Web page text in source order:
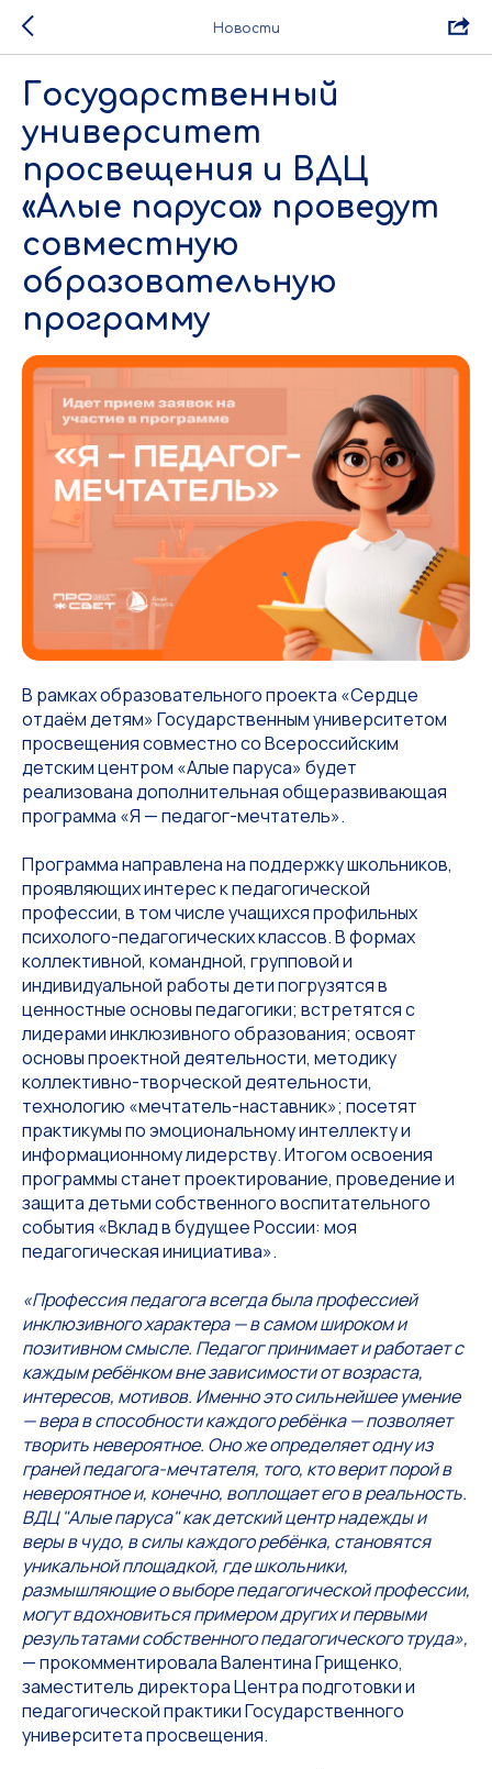
Новости
Государственный
университет
просвещения и ВДЦ
«Алые паруса» проведут
совместную
образовательную
программу
В рамках образовательного проекта «Сердце
отдаём детям» Государственным университетом
просвещения совместно со Всероссийским
детским центром «Алые паруса» будет
реализована дополнительная общеразвивающая
программа «Я — педагог-мечтатель».
Программа направлена на поддержку школьников,
проявляющих интерес к педагогической
профессии, в том числе учащихся профильных
психолого-педагогических классов. В формах
коллективной, командной, групповой и
индивидуальной работы дети погрузятся в
ценностные основы педагогики; встретятся с
лидерами инклюзивного образования; освоят
основы проектной деятельности, методику
коллективно-творческой деятельности,
технологию «мечтатель-наставник»; посетят
практикумы по эмоциональному интеллекту и
информационному лидерству. Итогом освоения
программы станет проектирование, проведение и
защита детьми собственного воспитательного
события «Вклад в будущее России: моя
педагогическая инициатива».
«Профессия педагога всегда была профессией
инклюзивного характера — в самом широком и
позитивном смысле. Педагог принимает и работает с
каждым ребёнком вне зависимости от возраста,
интересов, мотивов. Именно это сильнейшее умение
— вера в способности каждого ребёнка — позволяет
творить невероятное. Оно же определяет одну из
граней педагога-мечтателя, того, кто верит порой в
невероятное и, конечно, воплощает его в реальность.
ВДЦ "Алые паруса" как детский центр надежды и
веры в чудо, в силы каждого ребёнка, становятся
уникальной площадкой, где школьники,
размышляющие о выборе педагогической профессии,
могут вдохновиться примером других и первыми
результатами собственного педагогического труда»,
— прокомментировала Валентина Грищенко,
заместитель директора Центра подготовки и
педагогической практики Государственного
университета просвещения.